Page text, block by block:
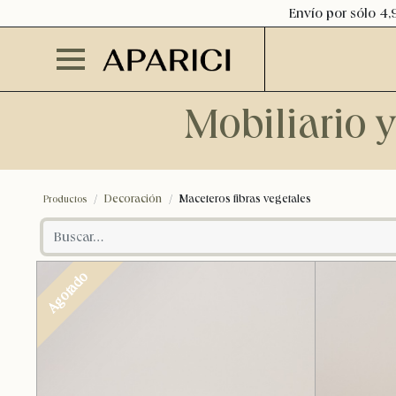
Envío por sólo
Mobiliario
Productos Decoración Maceteros fibras vegetales
Agotado